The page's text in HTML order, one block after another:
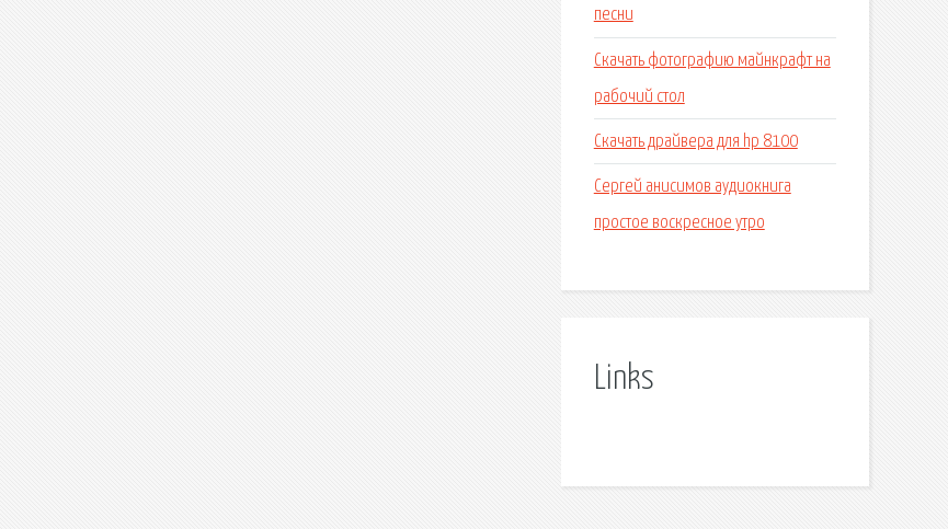
песни
Скачать фотографию майнкрафт на
рабочий стол
Скачать драйвера для hp 8100
Сергей анисимов аудиокнига
простое воскресное утро
Links